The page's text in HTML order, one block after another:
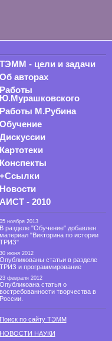
ТЭММ - цели и задачи
Об авторах
Работы
Ю.Мурашковского
Работы М.Рубина
Обучение
Дискуссии
Картотеки
Конспекты
+Ссылки
Новости
АИСТ - 2010
05 ноября 2013
В разделе "Обучение" добавлен
материал "Викторина по истории
ТРИЗ"
30 июня 2012
Опубликованы статьи в разделе
ТРИЗ и программирование
23 февраля 2012
Опубликоана статья о
востребованности творчества в
России.
Поиск по сайту ТЭММ
НОВОСТИ НАУКИ